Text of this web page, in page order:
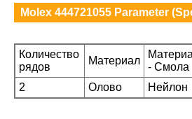
Molex 444721055 Parameter
Количество
рядов
Материал
- Смола
2
Олово Нейлон